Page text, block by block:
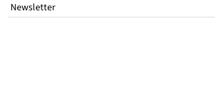
Newsletter